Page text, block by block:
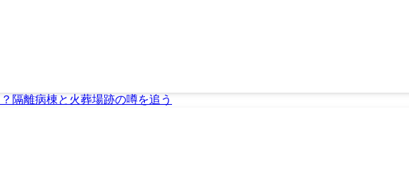
隔離病棟と火葬場跡の噂を追う